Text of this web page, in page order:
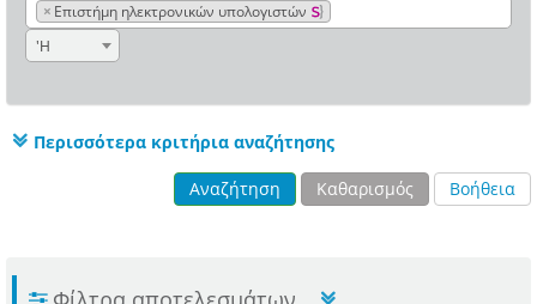
× Επιστήμη ηλεκτρονικών υπολογιστών
'Η
Περισσότερα κριτήρια αναζήτησης
Αναζήτηση Καθαρισμός Βοήθεια